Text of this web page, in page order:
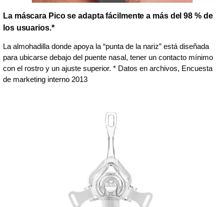
La máscara Pico se adapta fácilmente a más del 98 % de
los usuarios.*
La almohadilla donde apoya la “punta de la nariz” está diseñada
para ubicarse debajo del puente nasal, tener un contacto mínimo
con el rostro y un ajuste superior. * Datos en archivos, Encuesta
de marketing interno 2013